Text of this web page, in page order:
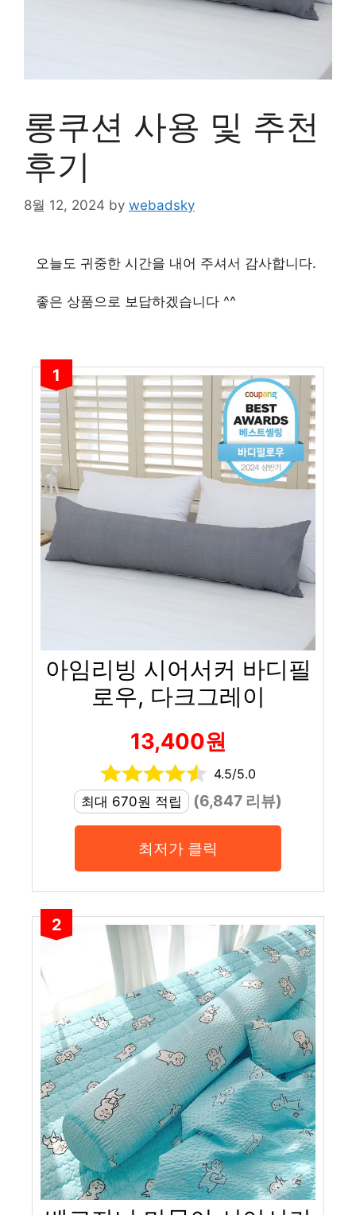
롱쿠션 사용 및 추천
후기
8월 12, 2024 by webadsky
오늘도 귀중한 시간을 내어 주셔서 감사합니다.
좋은 상품으로 보답하겠습니다 ^^
1
아임리빙 시어서커 바디필
로우, 다크그레이
13,400원
4.5/5.0
최대 670원 적립
(6,847 리뷰)
최저가 클릭
2